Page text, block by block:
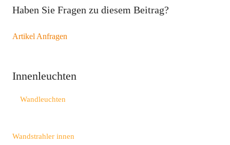
Haben Sie Fragen zu diesem Beitrag?
Artikel Anfragen
Innenleuchten
Wandleuchten
Wandstrahler innen